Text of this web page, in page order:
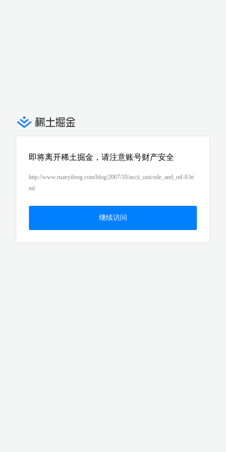
即将离开稀土掘金，请注意账号财产安全
http://www.ruanyifeng.com/blog/2007/10/ascii_unicode_and_utf-8.ht
ml
继续访问